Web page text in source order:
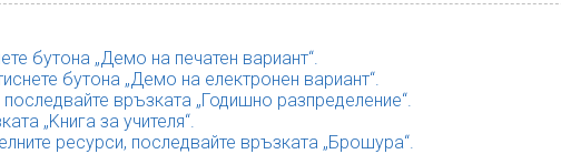
бутона „Демо на печатен вариант“.
бутона „Демо на електронен вариант“.
връзката „Годишно разпределение“.
„Kнига за учителя“.
ресурси, последвайте връзката „Брошура“.